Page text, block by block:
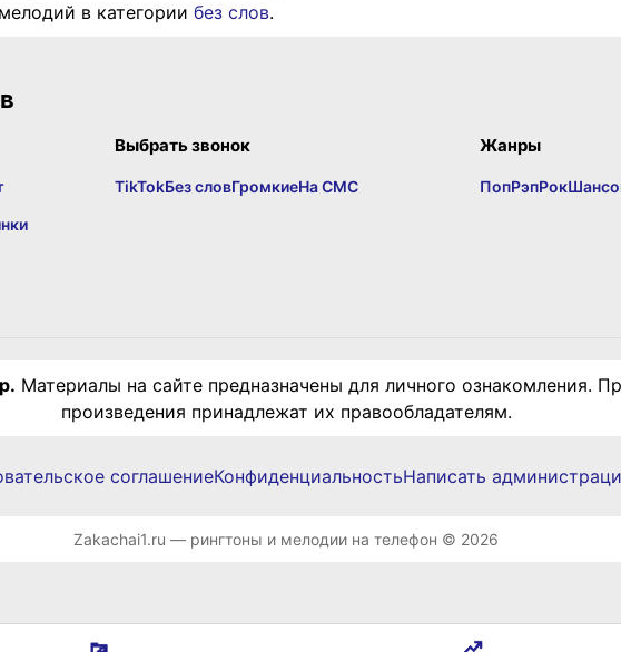
в категории без слов.
Выбрать звонок
TikTokБез словГромкиеНа СМС
Жанры
ПопРэпРок
Материалы на сайте предназначены для личного ознакомления.
произведения принадлежат их правообладателям.
соглашениеКонфиденциальностьНаписать
Zakachai1.ru — рингтоны и мелодии на телефон © 2026